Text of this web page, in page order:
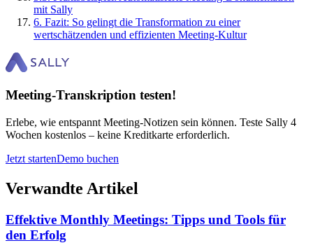
mit Sally
6. Fazit: So gelingt die Transformation zu einer
wertschätzenden und effizienten Meeting-Kultur
Meeting-Transkription testen!
Erlebe, wie entspannt Meeting-Notizen sein können. Teste Sally 4
Wochen kostenlos – keine Kreditkarte erforderlich.
Jetzt startenDemo buchen
Verwandte Artikel
Effektive Monthly Meetings: Tipps und Tools für
den Erfolg